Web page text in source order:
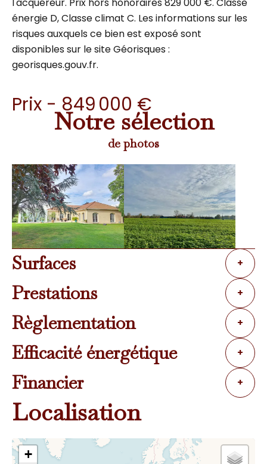
énergie D, Classe climat C. Les informations sur les
risques auxquels ce bien est exposé sont
disponibles sur le site Géorisques :
georisques.gouv.fr.
Prix - 849 000 €
Notre sélection
de photos
Surfaces +
Prestations +
Règlementation +
Efficacité énergétique +
Financier +
Localisation
+